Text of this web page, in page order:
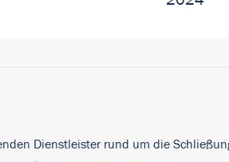
Dienstleister rund um die